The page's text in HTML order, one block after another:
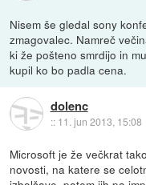
Nisem še gledal sony
zmagovalec. Namreč
ki že pošteno smrdijo in
kupil ko bo padla cena.
dolenc
:: 11. jun 2013, 15:08
Microsoft je že večkrat
novosti, na katere se